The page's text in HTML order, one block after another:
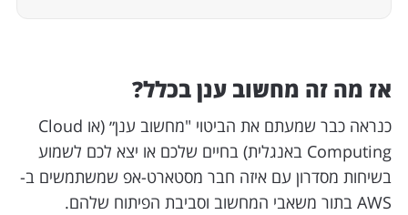
אז מה זה מחשוב ענן בכלל?
כנראה כבר שמעתם את הביטוי "מחשוב ענן״ (או Cloud
Computing באנגלית) בחיים שלכם או יצא לכם לשמוע
בשיחות מסדרון עם איזה חבר מסטארט-אפ שמשתמשים ב-
AWS בתור משאבי המחשוב וסביבת הפיתוח שלהם.